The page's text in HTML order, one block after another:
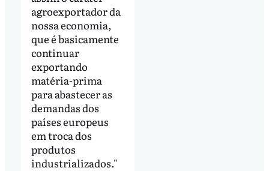
agroexportador da
nossa economia,
que é basicamente
continuar
exportando
matéria-prima
para abastecer as
demandas dos
países europeus
em troca dos
produtos
industrializados."